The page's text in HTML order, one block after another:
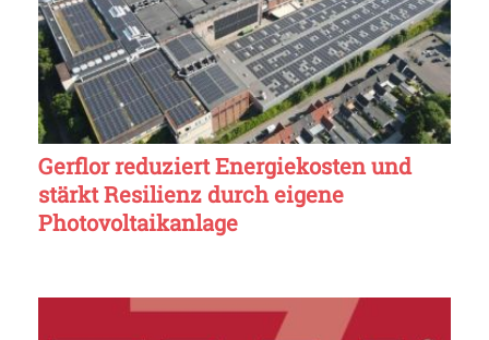
Gerflor reduziert Energiekosten und
stärkt Resilienz durch eigene
Photovoltaikanlage